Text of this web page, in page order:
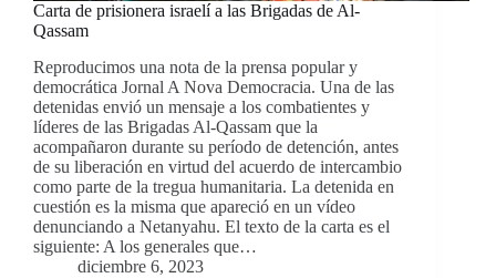
Carta de prisionera israelí a las Brigadas de Al-
Qassam
Reproducimos una nota de la prensa popular y
democrática Jornal A Nova Democracia. Una de las
detenidas envió un mensaje a los combatientes y
líderes de las Brigadas Al-Qassam que la
acompañaron durante su período de detención, antes
de su liberación en virtud del acuerdo de intercambio
como parte de la tregua humanitaria. La detenida en
cuestión es la misma que apareció en un vídeo
denunciando a Netanyahu. El texto de la carta es el
siguiente: A los generales que…
diciembre 6, 2023